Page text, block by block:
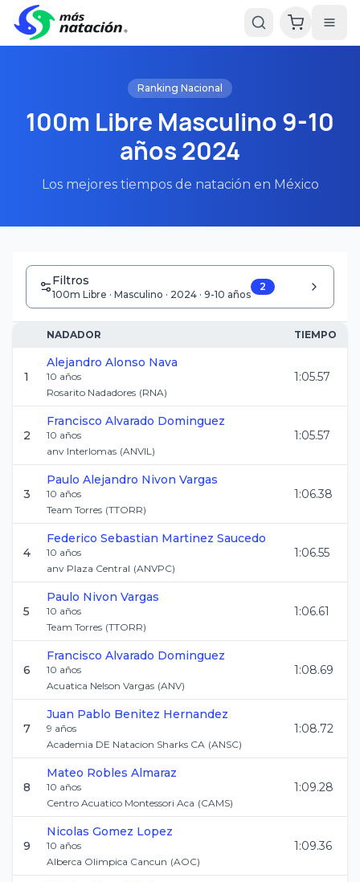
Ranking Nacional
100m Libre Masculino 9-10
años 2024
Los mejores tiempos de natación en México
Filtros
100m Libre · Masculino · 2024 · 9-10 años
2
NADADOR TIEMPO
1
Alejandro Alonso Nava
10 años
Rosarito Nadadores (RNA)
1:05.57
2
Francisco Alvarado Dominguez
10 años
anv Interlomas (ANVIL)
1:05.57
3
Paulo Alejandro Nivon Vargas
10 años
Team Torres (TTORR)
1:06.38
4
Federico Sebastian Martinez Saucedo
10 años
anv Plaza Central (ANVPC)
1:06.55
5
Paulo Nivon Vargas
10 años
Team Torres (TTORR)
1:06.61
6
Francisco Alvarado Dominguez
10 años
Acuatica Nelson Vargas (ANV)
1:08.69
7
Juan Pablo Benitez Hernandez
9 años
Academia DE Natacion Sharks CA (ANSC)
1:08.72
8
Mateo Robles Almaraz
10 años
Centro Acuatico Montessori Aca (CAMS)
1:09.28
9
Nicolas Gomez Lopez
10 años
Alberca Olimpica Cancun (AOC)
1:09.36